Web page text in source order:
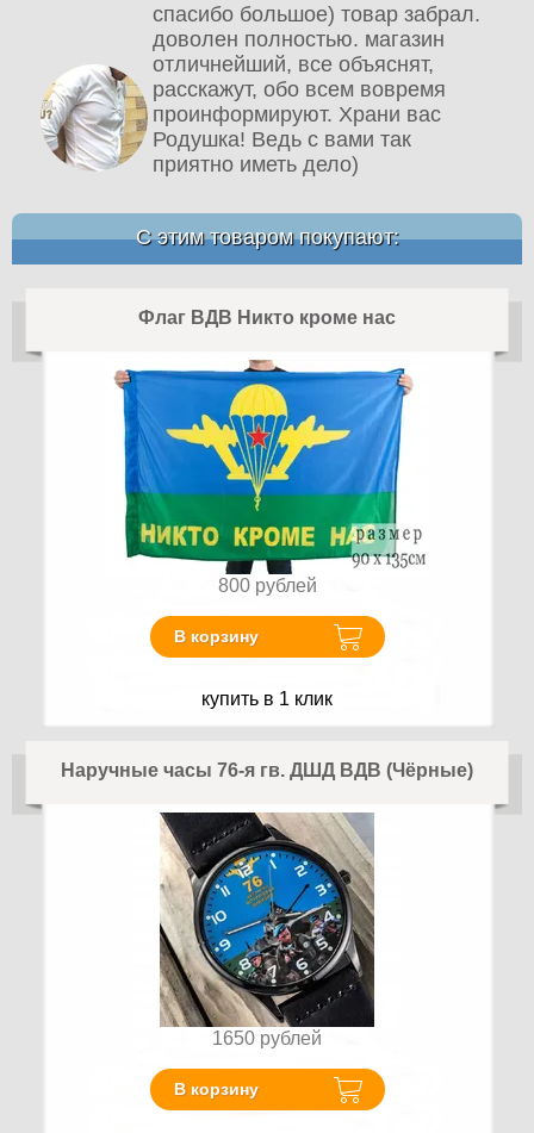
спасибо большое) товар забрал.
доволен полностью. магазин
отличнейший, все объяснят,
расскажут, обо всем вовремя
проинформируют. Храни вас
Родушка! Ведь с вами так
приятно иметь дело)
С этим товаром покупают:
Флаг ВДВ Никто кроме нас
800 рублей
В корзину
купить в 1 клик
Наручные часы 76-я гв. ДШД ВДВ (Чёрные)
1650 рублей
В корзину